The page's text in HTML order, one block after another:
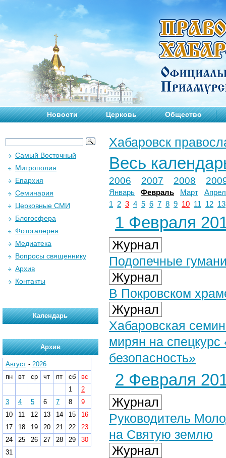
Новости Церковь Общество
Хабаровск
Весь
2006 2007 2008
Январь Февраль Март
1
2 3 4 5 6 7 8 9 10 11 12 13
1 Февраля
Журнал
Подопечные
Журнал
В Покровском
Журнал
Хабаровская
мирян на спецкурс
безопасность»
2 Февраля
Журнал
Руководитель
на Святую землю
Журнал
Самый Восточный
Митрополия
Епархия
Семинария
Церковные СМИ
Блогосфера
Фотогалерея
Медиатека
Вопросы священнику
Архив
Контакты
Календарь
Архив
Август - 2026
пн
вт ср чт пт сб
вс
1
2
3
4 5 6 7 8
9
10
11 12 13 14 15
16
17
18 19 20 21 22
23
24
25 26 27 28 29
30
31